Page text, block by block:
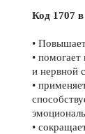
Код 1707
•
•
и нервной
•
•